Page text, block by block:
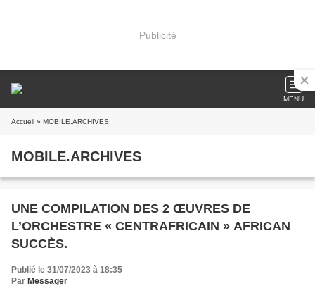
Publicité
MENU
Accueil » MOBILE.ARCHIVES
MOBILE.ARCHIVES
UNE COMPILATION DES 2 ŒUVRES DE
L’ORCHESTRE « CENTRAFRICAIN » AFRICAN
SUCCÈS.
Publié le 31/07/2023 à 18:35
Par Messager